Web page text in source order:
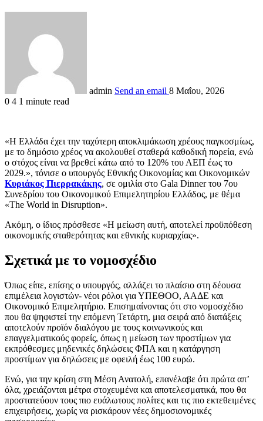
admin Send an email 8 Μαΐου, 2026
0 4 1 minute read
«Η Ελλάδα έχει την ταχύτερη αποκλιμάκωση χρέους παγκοσμίως,
με το δημόσιο χρέος να ακολουθεί σταθερά καθοδική πορεία, ενώ
ο στόχος είναι να βρεθεί κάτω από το 120% του ΑΕΠ έως το
2029.», τόνισε ο υπουργός Εθνικής Οικονομίας και Οικονομικών
Κυριάκος Πιερρακάκης, σε ομιλία στο Gala Dinner του 7ου
Συνεδρίου του Οικονομικού Επιμελητηρίου Ελλάδος, με θέμα
«The World in Disruption».
Ακόμη, ο ίδιος πρόσθεσε «Η μείωση αυτή, αποτελεί προϋπόθεση
οικονομικής σταθερότητας και εθνικής κυριαρχίας».
Σχετικά με το νομοσχέδιο
Όπως είπε, επίσης ο υπουργός, αλλάζει το πλαίσιο στη δέουσα
επιμέλεια λογιστών- νέοι ρόλοι για ΥΠΕΘΟΟ, ΑΑΔΕ και
Οικονομικό Επιμελητήριο. Επισημαίνοντας ότι στο νομοσχέδιο
που θα ψηφιστεί την επόμενη Τετάρτη, μια σειρά από διατάξεις
αποτελούν προϊόν διαλόγου με τους κοινωνικούς και
επαγγελματικούς φορείς, όπως η μείωση των προστίμων για
εκπρόθεσμες μηδενικές δηλώσεις ΦΠΑ και η κατάργηση
προστίμων για δηλώσεις με οφειλή έως 100 ευρώ.
Ενώ, για την κρίση στη Μέση Ανατολή, επανέλαβε ότι πρώτα απ’
όλα, χρειάζονται μέτρα στοχευμένα και αποτελεσματικά, που θα
προστατεύουν τους πιο ευάλωτους πολίτες και τις πιο εκτεθειμένες
επιχειρήσεις, χωρίς να ρισκάρουν νέες δημοσιονομικές